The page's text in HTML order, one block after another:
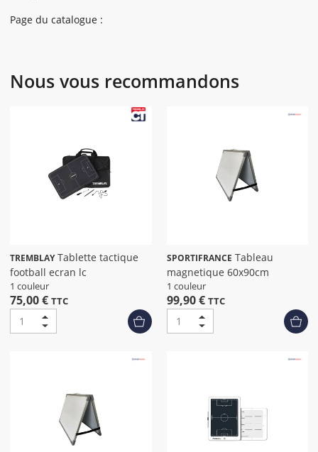
Page du catalogue :
Nous vous recommandons
TREMBLAYTablette tactique
football ecran lc
1 couleur
75,00 € TTC
SPORTIFRANCE
magnetique 60x90cm
1 couleur
99,90 € TTC